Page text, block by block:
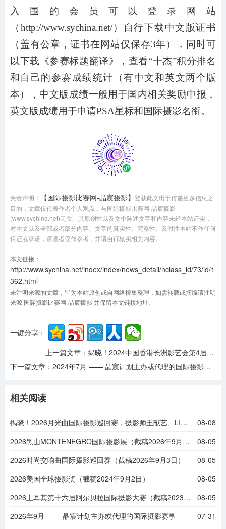
入围的会员可以登录网站
（http://www.sychina.net/）自行下载中文版证书
（盖有公章，证书在网站仅保存3年），同时可
以下载《参赛标题翻译》，查看“十杰”积分排名
和自己的参赛成绩统计（有中文和英文两个版
本），中文版成绩一般用于国内相关奖励申报，
英文版成绩用于申请PSA星标和国际摄影名衔。
免责声明： 【国际摄影比赛网-晶宸摄影】 登载此文出于传递更多信息之
目的，文章仅代表作者个人观点，与国际摄影比赛网-晶宸摄影
(www.sychina.net)无关。其原创性以及文中陈述文字和内容未经本站证实，
对本文以及全部或者部分内容、文字的真实性、完整性、及时性本站不作任何
保证或承诺，请读者仅作参考，并请自行核实相关内容。
本文链接：
http://www.sychina.net/index/index/news_detail/nclass_id/73/id/1
362.html
未注明来源的文章，皆为本站原创或自网络搜集整理，如需转载或摘编请注明
来源 国际摄影比赛网-晶宸摄影 并保留本文链接地址。
一键分享：
上一篇文章： 揭晓！2024中国香港长洲影艺会第4届HKCCPA国际沙龙
下一篇文章： 2024年7月 —— 晶宸计划主办或代理的国际摄影赛事
相关阅读
揭晓！2026月光曲国际摄影巡回赛，摄影师王献艺、LING JYI CHAO等摘金
08-08
2026黑山MONTENEGRO国际摄影展（截稿2026年9月6日）
08-05
2026时尚交响曲国际摄影巡回赛（截稿2026年9月3日）
08-05
2026美国全球摄影奖（截稿2024年9月2日）
08-05
2026土耳其第十六届阿尔贝拉国际摄影大赛（截稿2023年9月1日）
08-05
2026年9月 —— 晶宸计划主办或代理的国际摄影赛事
07-31